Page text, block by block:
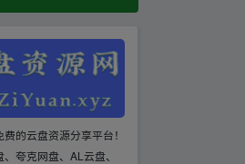
的云盘资源分享平台！
夸克网盘、AL云盘、